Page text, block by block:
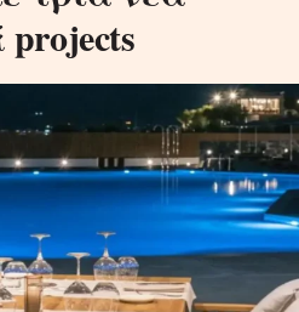
projects